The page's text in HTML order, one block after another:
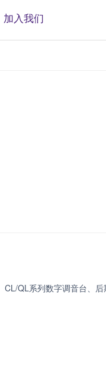
加入我们
QL系列数字调音台、